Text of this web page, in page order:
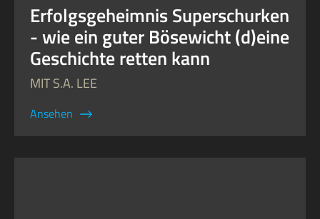
Erfolgsgeheimnis Superschurken
- wie ein guter Bösewicht (d)eine
Geschichte retten kann
MIT S.A. LEE
Ansehen